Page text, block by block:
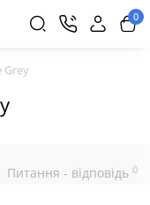
0
Grey
Питання - відповідь 0